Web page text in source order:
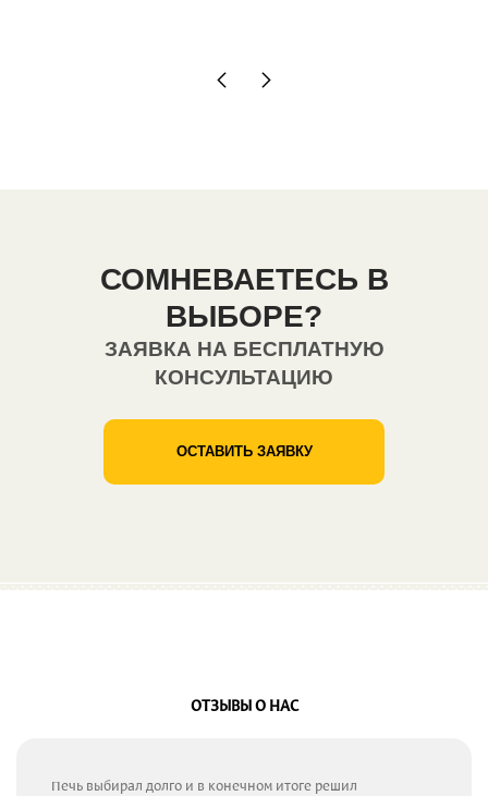
СОМНЕВАЕТЕСЬ В
ВЫБОРЕ?
ЗАЯВКА НА БЕСПЛАТНУЮ
КОНСУЛЬТАЦИЮ
ОСТАВИТЬ ЗАЯВКУ
ОТЗЫВЫ О НАС
Печь выбирал долго и в конечном итоге решил